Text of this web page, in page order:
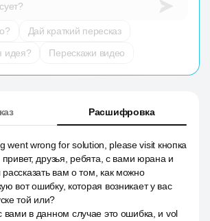
Дай краткий пересказ
идея?
Перескажи видео
Расшифровка
went wrong for solution, please visit кнопка
друзья, ребята, с вами юрана и
вам о том, как можно
вот ошибку, которая возникает у вас
той или?
вами в данном случае это ошибка, и vol